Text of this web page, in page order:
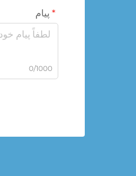
پیام
0/1000